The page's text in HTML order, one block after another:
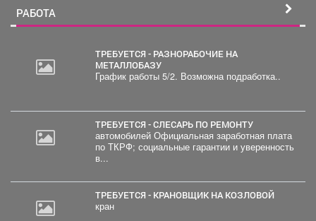
РАБОТА
ТРЕБУЕТСЯ - РАЗНОРАБОЧИЕ НА
МЕТАЛЛОБАЗУ
График работы 5/2. Возможна подработка..
ТРЕБУЕТСЯ - СЛЕСАРЬ ПО РЕМОНТУ
автомобилей Официальная заработная плата
по ТКРФ; социальные гарантии и уверенность
в...
ТРЕБУЕТСЯ - КРАНОВЩИК НА КОЗЛОВОЙ
кран